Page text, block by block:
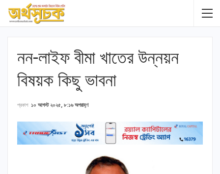
নন-লাইফ বীমা খাতের উন্নয়ন
বিষয়ক কিছু ভাবনা
প্রকাশ ১০ আগস্ট ২০২৫, ৮:১৬ অপরাহ্ণ